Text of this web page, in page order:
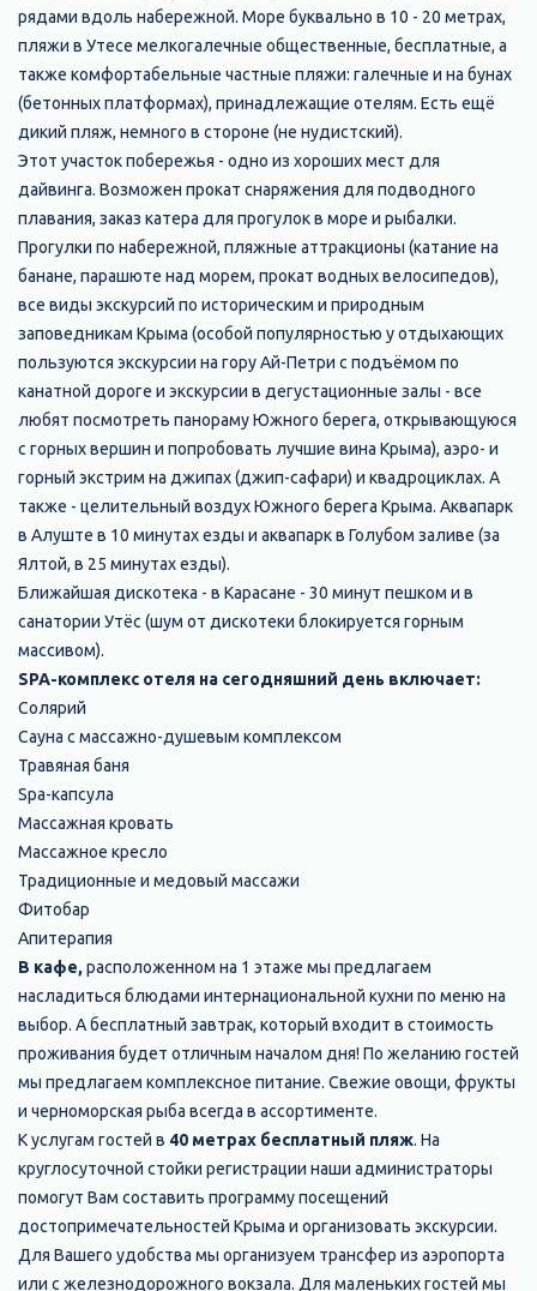
рядами вдоль набережной. Море буквально в 10 - 20 метрах,
пляжи в Утесе мелкогалечные общественные, бесплатные, а
также комфортабельные частные пляжи: галечные и на бунах
(бетонных платформах), принадлежащие отелям. Есть ещё
дикий пляж, немного в стороне (не нудистский).
Этот участок побережья - одно из хороших мест для
дайвинга. Возможен прокат снаряжения для подводного
плавания, заказ катера для прогулок в море и рыбалки.
Прогулки по набережной, пляжные аттракционы (катание на
банане, парашюте над морем, прокат водных велосипедов),
все виды экскурсий по историческим и природным
заповедникам Крыма (особой популярностью у отдыхающих
пользуются экскурсии на гору Ай-Петри с подъёмом по
канатной дороге и экскурсии в дегустационные залы - все
любят посмотреть панораму Южного берега, открывающуюся
с горных вершин и попробовать лучшие вина Крыма), аэро- и
горный экстрим на джипах (джип-сафари) и квадроциклах. А
также - целительный воздух Южного берега Крыма. Аквапарк
в Алуште в 10 минутах езды и аквапарк в Голубом заливе (за
Ялтой, в 25 минутах езды).
Ближайшая дискотека - в Карасане - 30 минут пешком и в
санатории Утёс (шум от дискотеки блокируется горным
массивом).
SPA-комплекс отеля на сегодняшний день включает:
Солярий
Сауна с массажно-душевым комплексом
Травяная баня
Spa-капсула
Массажная кровать
Массажное кресло
Традиционные и медовый массажи
Фитобар
Апитерапия
В кафе,расположенном на 1 этаже мы предлагаем
насладиться блюдами интернациональной кухни по меню на
выбор. А бесплатный завтрак, который входит в стоимость
проживания будет отличным началом дня! По желанию гостей
мы предлагаем комплексное питание. Свежие овощи, фрукты
и черноморская рыба всегда в ассортименте.
К услугам гостей в 40 метрах бесплатный пляж. На
круглосуточной стойки регистрации наши администраторы
помогут Вам составить программу посещений
достопримечательностей Крыма и организовать экскурсии.
Для Вашего удобства мы организуем трансфер из аэропорта
или с железнодорожного вокзала. Для маленьких гостей мы